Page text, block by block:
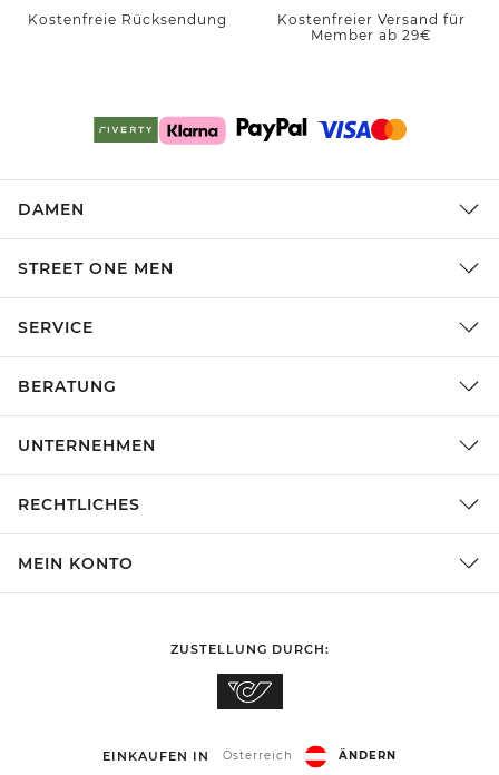
Kostenfreie Rücksendung
Kostenfreier Versand für
Member ab 29€
DAMEN
STREET ONE MEN
SERVICE
BERATUNG
UNTERNEHMEN
RECHTLICHES
MEIN KONTO
ZUSTELLUNG DURCH:
EINKAUFEN IN Österreich ÄNDERN